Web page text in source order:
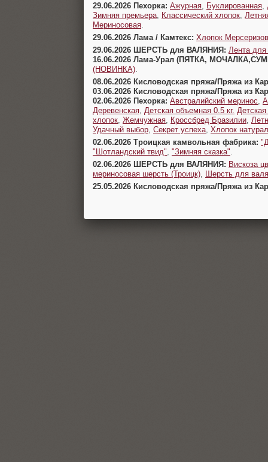
29.06.2026 Пехорка: Ажурная Буклированная
Зимняя премьера
Классический хлопок
Мериносовая
29.06.2026 Лама / Камтекс: Хлопок
29.06.2026 ШЕРСТЬ для ВАЛЯНИЯ: Лента для
16.06.2026 Лама-Урал (ПЯТКА,
(НОВИНКА)
08.06.2026 Кисловодская пряжа/Пряжа из
03.06.2026 Кисловодская пряжа/Пряжа из
02.06.2026 Пехорка: Австралийский меринос
Деревенская Детская объемная 0.5 кг.
хлопок Жемчужная Кроссбред Бразилии
Удачный выбор Секрет успеха Хлопок
02.06.2026 Троицкая камвольная фабрика:
"Шотландский твид" "Зимняя сказка"
02.06.2026 ШЕРСТЬ для ВАЛЯНИЯ: Вискоза
мериносовая шерсть (Троицк)
Шерсть для
25.05.2026 Кисловодская пряжа/Пряжа из